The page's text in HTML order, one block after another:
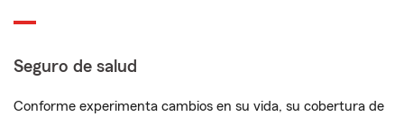
Seguro de salud
Conforme experimenta cambios en su vida, su cobertura de